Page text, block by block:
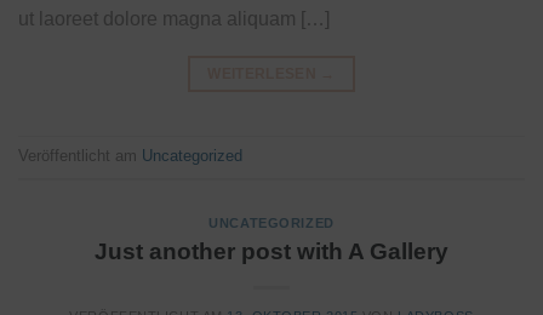
ut laoreet dolore magna aliquam […]
Veröffentlicht am Uncategorized
UNCATEGORIZED
Just another post with A Gallery